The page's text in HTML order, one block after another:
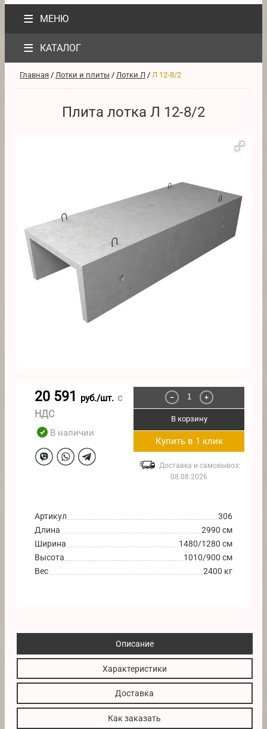
≡ МЕНЮ
≡ КАТАЛОГ
Главная / Лотки и плиты / Лотки Л / Л 12-8/2
Плита лотка Л 12-8/2
20 591 руб./шт. с
НДС
В наличии
− +
В корзину
Купить в 1 клик
Доставка и самовывоз:
08.08.2026
Артикул
306
Длина
2990 см
Ширина
1480/1280 см
Высота
1010/900 см
Вес
2400 кг
Описание
Характеристики
Доставка
Как заказать